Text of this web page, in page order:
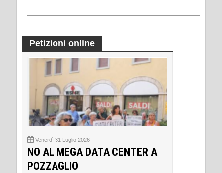
Petizioni online
Venerdì 31 Luglio 2026
NO AL MEGA DATA CENTER A
POZZAGLIO